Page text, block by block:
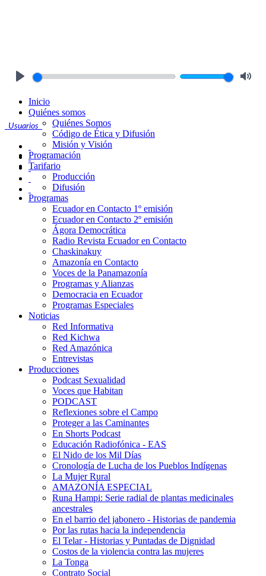
Usuarios
Inicio
Quiénes somos
Quiénes Somos
Código de Ética y Difusión
Misión y Visión
Programación
Tarifario
Producción
Difusión
Programas
Ecuador en Contacto 1º emisión
Ecuador en Contacto 2º emisión
Ágora Democrática
Radio Revista Ecuador en Contacto
Chaskinakuy
Amazonía en Contacto
Voces de la Panamazonía
Programas y Alianzas
Democracia en Ecuador
Programas Especiales
Noticias
Red Informativa
Red Kichwa
Red Amazónica
Entrevistas
Producciones
Podcast Sexualidad
Voces que Habitan
PODCAST
Reflexiones sobre el Campo
Proteger a las Caminantes
En Shorts Podcast
Educación Radiofónica - EAS
El Nido de los Mil Días
Cronología de Lucha de los Pueblos Indígenas
La Mujer Rural
AMAZONÍA ESPECIAL
Runa Hampi: Serie radial de plantas medicinales
ancestrales
En el barrio del jabonero - Historias de pandemia
Por las rutas hacia la independencia
El Telar - Historias y Puntadas de Dignidad
Costos de la violencia contra las mujeres
La Tonga
Contrato Social